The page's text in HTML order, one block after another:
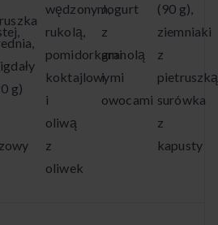
g)
wędzonym,
rukolą,
pomidorkami
koktajlowymi
i
oliwą
z
oliwek
Jogurt
z
granolą
i
owocami
(90 g),
ziemniaki
z
surówka
z
kapusty